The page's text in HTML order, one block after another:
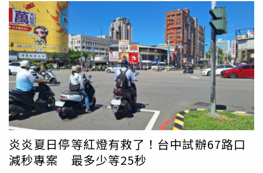
炎炎夏日停等紅燈有救了！台中試辦67路口
減秒專案 最多少等25秒